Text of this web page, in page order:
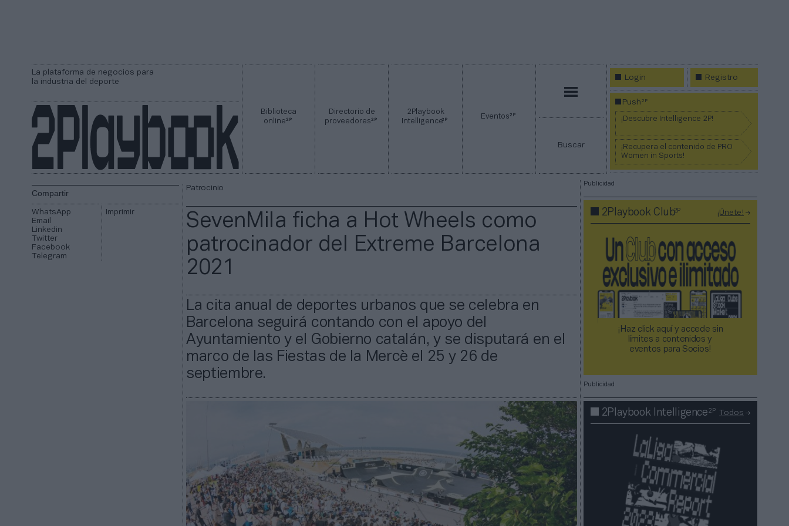
La plataforma de negocios para
la industria del deporte
Biblioteca
online2P
Directorio de
proveedores2P
2Playbook
Intelligence2P Eventos2P
Buscar
Login Registro
Push2P
¡Descubre Intelligence 2P!
¡Recupera el contenido de PRO
Women in Sports!
Compartir
WhatsApp
Email
Linkedin
Twitter
Facebook
Telegram
Imprimir
Patrocinio
SevenMila ficha a Hot Wheels como
patrocinador del Extreme Barcelona
2021
La cita anual de deportes urbanos que se celebra en
Barcelona seguirá contando con el apoyo del
Ayuntamiento y el Gobierno catalán, y se disputará en el
marco de las Fiestas de la Mercè el 25 y 26 de
septiembre.
Publicidad
2Playbook Club2P ¡Únete!
¡Haz click aquí y accede sin
límites a contenidos y
eventos para Socios!​​​​​​​
Publicidad
2Playbook Intelligence2P Todos